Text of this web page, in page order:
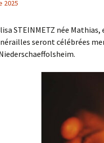
2025
STEINMETZ née Mathias,
seront célébrées